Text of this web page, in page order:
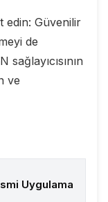
edin: Güvenilir
de
ve
Uygulama